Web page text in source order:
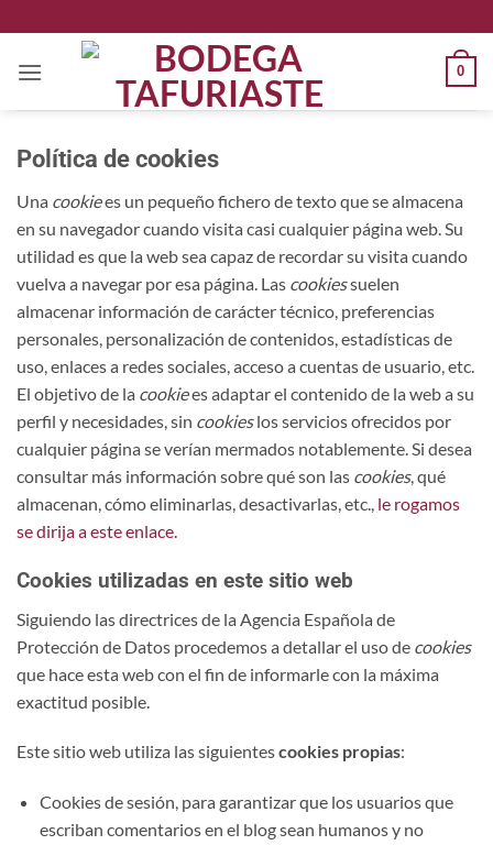
al
contenido
0
Política de cookies
Una cookiees un pequeño fichero de texto que se almacena
en su navegador cuando visita casi cualquier página web. Su
utilidad es que la web sea capaz de recordar su visita cuando
vuelva a navegar por esa página. Las cookiessuelen
almacenar información de carácter técnico, preferencias
personales, personalización de contenidos, estadísticas de
uso, enlaces a redes sociales, acceso a cuentas de usuario, etc.
El objetivo de la cookiees adaptar el contenido de la web a su
perfil y necesidades, sin cookieslos servicios ofrecidos por
cualquier página se verían mermados notablemente. Si desea
consultar más información sobre qué son las cookies, qué
almacenan, cómo eliminarlas, desactivarlas, etc., le rogamos
se dirija a este enlace.
Cookies utilizadas en este sitio web
Siguiendo las directrices de la Agencia Española de
Protección de Datos procedemos a detallar el uso de cookies
que hace esta web con el fin de informarle con la máxima
exactitud posible.
Este sitio web utiliza las siguientescookies propias:
Cookies de sesión, para garantizar que los usuarios que
escriban comentarios en el blog sean humanos y no